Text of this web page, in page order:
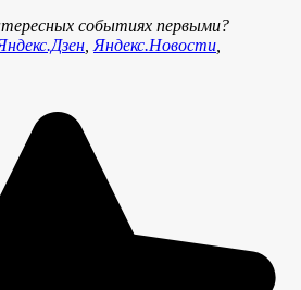
событиях первыми?
Яндекс.Новости